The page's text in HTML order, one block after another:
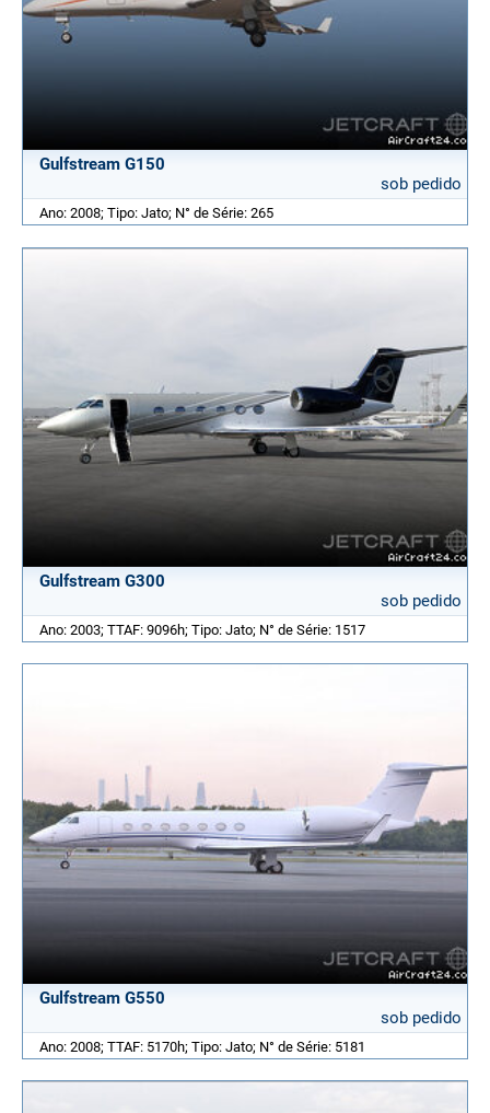
Gulfstream G150
sob pedido
Ano: 2008; Tipo: Jato; N° de Série: 265
Gulfstream G300
sob pedido
Ano: 2003; TTAF: 9096h; Tipo: Jato; N° de Série: 1517
Gulfstream G550
sob pedido
Ano: 2008; TTAF: 5170h; Tipo: Jato; N° de Série: 5181